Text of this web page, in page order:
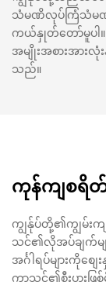
သံမဏိလုပ်ကြံသံမ
ကယ်နှုတ်တော်မူပါ။
အမျိုးအစားအား
သည်။
ကုန်ကျစရိတ်
ကျွန်ုပ်တို့၏ကျွမ်း
သင်၏လိုအပ်ချက်မျ
အင်္ဂါရပ်များကိုစျ
ကာသင်၏စီးပွားဖြ